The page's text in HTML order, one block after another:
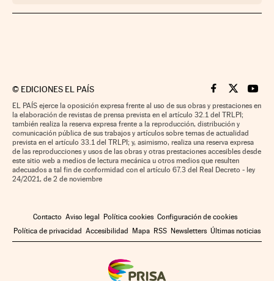
© EDICIONES EL PAÍS Cinco Días en
Cinco Días
Cinco
EL PAÍS ejerce la oposición expresa frente al uso de sus obras y prestaciones en
la elaboración de revistas de prensa prevista en el artículo 32.1 del TRLPI;
también realiza la reserva expresa frente a la reproducción, distribución y
comunicación pública de sus trabajos y artículos sobre temas de actualidad
prevista en el artículo 33.1 del TRLPI; y, asimismo, realiza una reserva expresa
de las reproducciones y usos de las obras y otras prestaciones accesibles desde
este sitio web a medios de lectura mecánica u otros medios que resulten
adecuados a tal fin de conformidad con el artículo 67.3 del Real Decreto - ley
24/2021, de 2 de noviembre
Contacto Aviso legal Política cookies Configuración de cookies
Política de privacidad Accesibilidad Mapa RSS Newsletters Últimas noticias